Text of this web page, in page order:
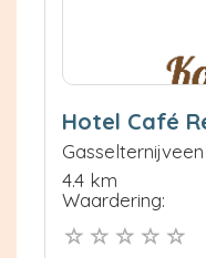
Hotel Café
Gasselternijveen
4.4 km
Waardering: